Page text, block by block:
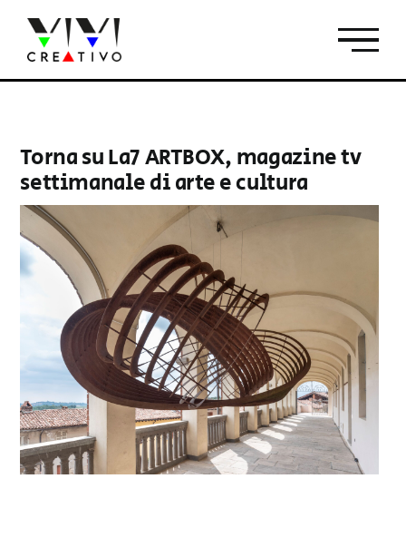
contenuto
Torna su La7 ARTBOX, magazine tv
settimanale di arte e cultura